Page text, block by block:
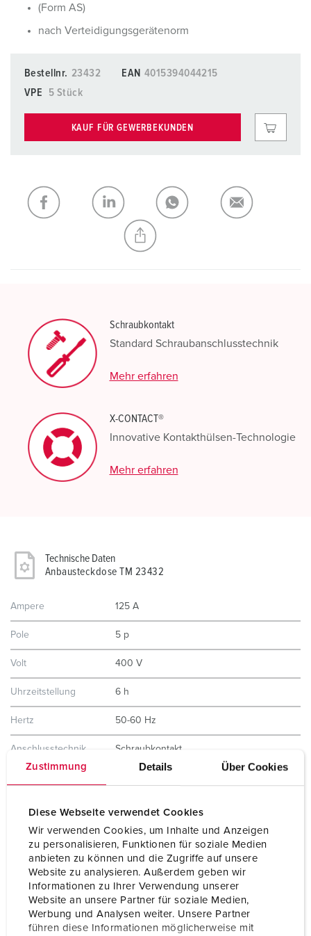
Zustimmung Details Über Cookies
Diese Webseite verwendet Cookies
Wir verwenden Cookies, um Inhalte und Anzeigen
zu personalisieren, Funktionen für soziale Medien
anbieten zu können und die Zugriffe auf unsere
Website zu analysieren. Außerdem geben wir
Informationen zu Ihrer Verwendung unserer
Website an unsere Partner für soziale Medien,
Werbung und Analysen weiter. Unsere Partner
führen diese Informationen möglicherweise mit
(Form AS)
nach Verteidigungsgerätenorm
Bestellnr. 23432 EAN 4015394044215
VPE
5 Stück
KAUF FÜR GEWERBEKUNDEN
Schraubkontakt
Standard Schraubanschlusstechnik
Mehr erfahren
X-CONTACT®
Innovative Kontakthülsen-Technologie
Mehr erfahren
Technische Daten
Anbausteckdose TM 23432
Ampere 125 A
Pole 5 p
Volt 400 V
Uhrzeitstellung 6 h
Hertz 50-60 Hz
Anschlusstechnik Schraubkontakt
Schutzart IP67
Flansch 130x130 mm
Bohrloch 104x104 mm
Gewicht 1371 g